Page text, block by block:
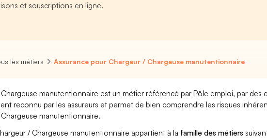
et souscriptions en ligne.
les métiers Assurance pour Chargeur / Chargeuse manutentionnaire
manutentionnaire est un métier référencé par Pôle emploi, par des
reconnu par les assureurs et permet de bien comprendre les risques
manutentionnaire.
/ Chargeuse manutentionnaire appartient à la famille des métiers